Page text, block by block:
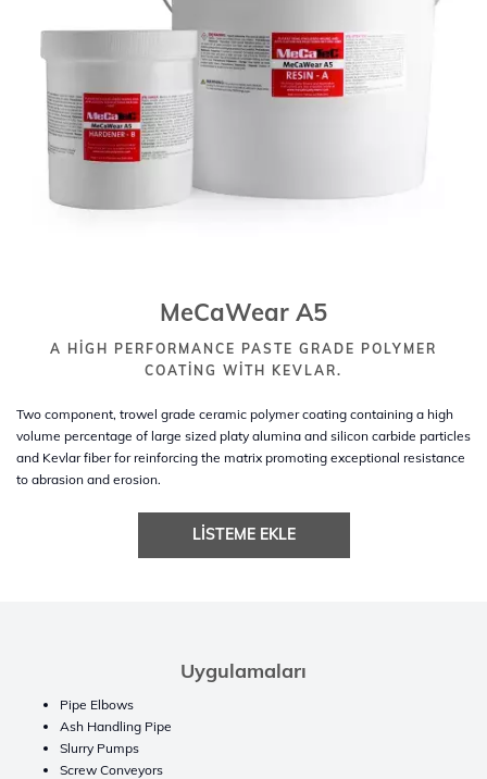
MeCaWear A5
A HIGH PERFORMANCE PASTE GRADE POLYMER
COATING WITH KEVLAR.
Two component, trowel grade ceramic polymer coating containing a high
volume percentage of large sized platy alumina and silicon carbide particles
and Kevlar fiber for reinforcing the matrix promoting exceptional resistance
to abrasion and erosion.
LISTEME EKLE
Uygulamaları
Pipe Elbows
Ash Handling Pipe
Slurry Pumps
Screw Conveyors